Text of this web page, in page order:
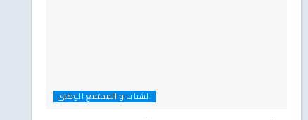
الشباب و المجتمع الوطني